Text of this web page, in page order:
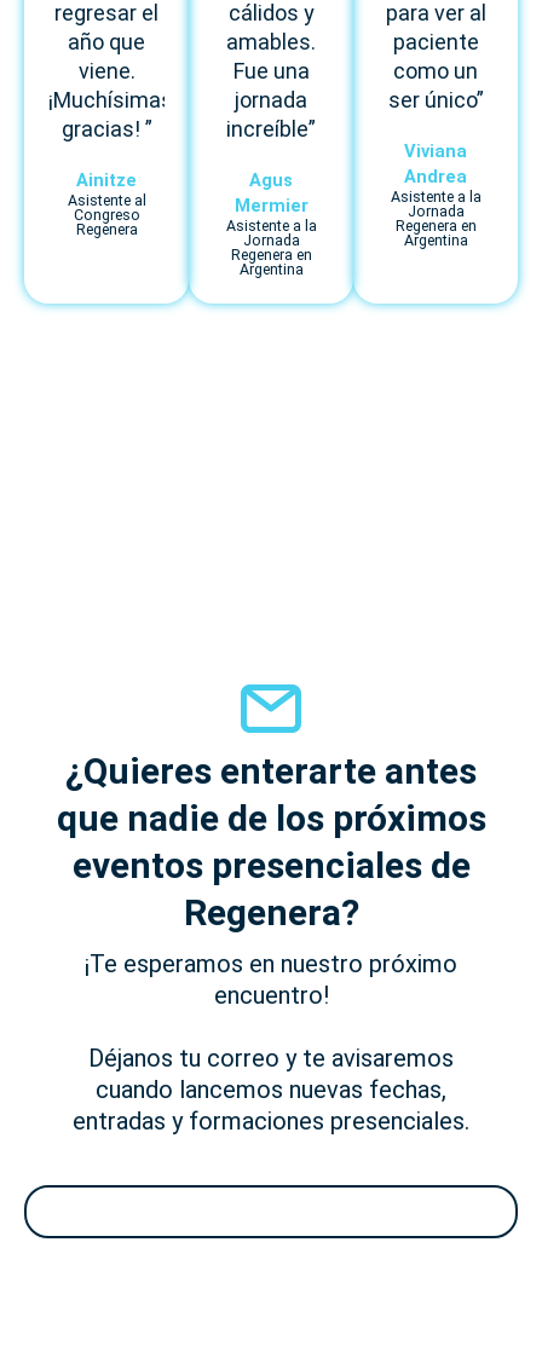
regresar el
año que
viene.
¡Muchísimas
gracias! ”
Ainitze
Asistente al
Congreso
Regenera
cálidos y
amables.
Fue una
jornada
increíble”
Agus
Mermier
Asistente a la
Jornada
Regenera en
Argentina
para ver al
paciente
como un
ser único”
Viviana
Andrea
Asistente a la
Jornada
Regenera en
Argentina
¿Quieres enterarte antes
que nadie de los próximos
eventos presenciales de
Regenera?
¡Te esperamos en nuestro próximo
encuentro!
Déjanos tu correo y te avisaremos
cuando lancemos nuevas fechas,
entradas y formaciones presenciales.